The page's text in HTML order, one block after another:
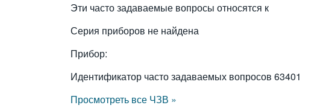
Эти часто задаваемые вопросы относятся к
Серия приборов не найдена
Прибор:
Идентификатор часто задаваемых вопросов 63401
Просмотреть все ЧЗВ »